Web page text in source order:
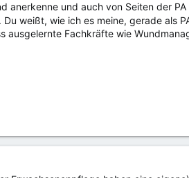
anerkenne und auch von Seiten der
weißt, wie ich es meine, gerade als
Fachkräfte wie